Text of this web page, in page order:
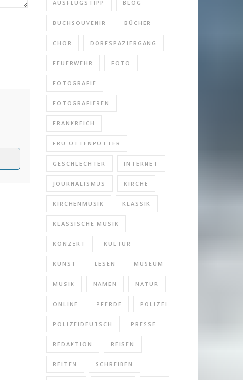
AUSFLUGSTIPP BLOG
BUCHSOUVENIR BÜCHER
CHOR DORFSPAZIERGANG
FEUERWEHR FOTO
FOTOGRAFIE
FOTOGRAFIEREN
FRANKREICH
FRU ÖTTENPÖTTER
GESCHLECHTER INTERNET
JOURNALISMUS KIRCHE
KIRCHENMUSIK KLASSIK
KLASSISCHE MUSIK
KONZERT KULTUR
KUNST LESEN MUSEUM
MUSIK NAMEN NATUR
ONLINE PFERDE POLIZEI
POLIZEIDEUTSCH PRESSE
REDAKTION REISEN
REITEN SCHREIBEN